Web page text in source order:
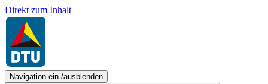
Direkt zum Inhalt
Navigation ein-/ausblenden